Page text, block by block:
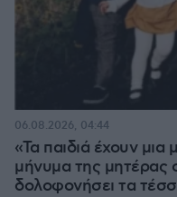
«Τα παιδιά έχουν μια
μήνυμα της μητέρας
δολοφονήσει τα
06.08.2026, 04:44